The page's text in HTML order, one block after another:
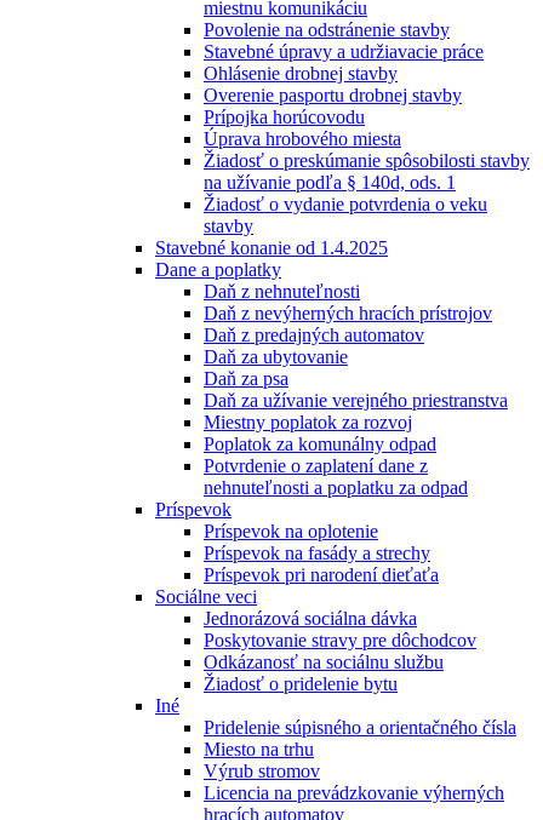
miestnu komunikáciu
Povolenie na odstránenie stavby
Stavebné úpravy a udržiavacie práce
Ohlásenie drobnej stavby
Overenie pasportu drobnej stavby
Prípojka horúcovodu
Úprava hrobového miesta
Žiadosť o preskúmanie spôsobilosti stavby
na užívanie podľa § 140d, ods. 1
Žiadosť o vydanie potvrdenia o veku
stavby
Stavebné konanie od 1.4.2025
Dane a poplatky
Daň z nehnuteľnosti
Daň z nevýherných hracích prístrojov
Daň z predajných automatov
Daň za ubytovanie
Daň za psa
Daň za užívanie verejného priestranstva
Miestny poplatok za rozvoj
Poplatok za komunálny odpad
Potvrdenie o zaplatení dane z
nehnuteľnosti a poplatku za odpad
Príspevok
Príspevok na oplotenie
Príspevok na fasády a strechy
Príspevok pri narodení dieťaťa
Sociálne veci
Jednorázová sociálna dávka
Poskytovanie stravy pre dôchodcov
Odkázanosť na sociálnu službu
Žiadosť o pridelenie bytu
Iné
Pridelenie súpisného a orientačného čísla
Miesto na trhu
Výrub stromov
Licencia na prevádzkovanie výherných
hracích automatov